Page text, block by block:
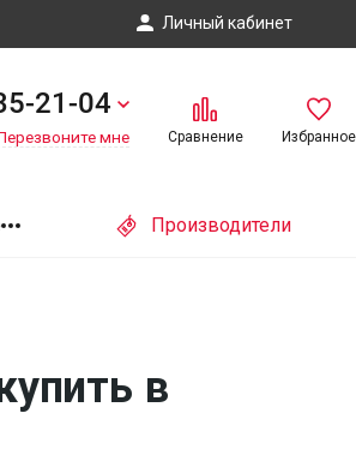
Личный кабинет
21-04
мне Сравнение Избранное
Производители
в